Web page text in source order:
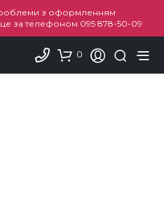
з оформленням
за телефоном 095 878-50-09
0